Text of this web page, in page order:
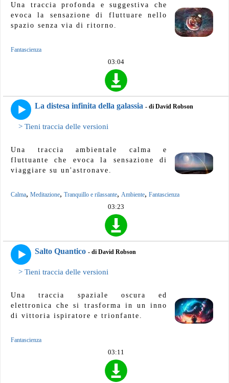
Una traccia profonda e suggestiva che
evoca la sensazione di fluttuare nello
spazio senza via di ritorno.
Fantascienza
03:04
La distesa infinita della galassia - di David Robson
> Tieni traccia delle versioni
Una traccia ambientale calma e
fluttuante che evoca la sensazione di
viaggiare su un'astronave.
Calma, Meditazione, Tranquillo e rilassante, Ambiente, Fantascienza
03:23
Salto Quantico - di David Robson
> Tieni traccia delle versioni
Una traccia spaziale oscura ed
elettronica che si trasforma in un inno
di vittoria ispiratore e trionfante.
Fantascienza
03:11